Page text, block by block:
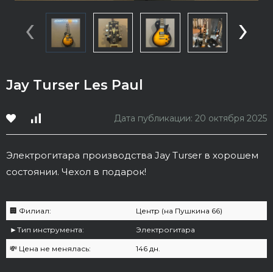
‹ ›
Jay Turser Les Paul
Дата публикации: 20 октября 2025
Электрогитара производства Jay Turser в хорошем
состоянии. Чехол в подарок!
🏢 Филиал: Центр (на Пушкина 66)
►Тип инструмента: Электрогитара
💸 Цена не менялась: 146 дн.